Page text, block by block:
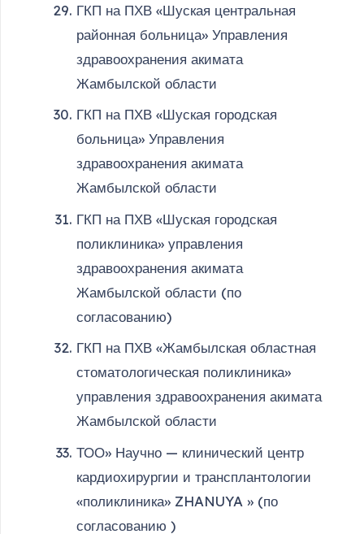
ГКП на ПХВ «Шуская центральная
районная больница» Управления
здравоохранения акимата
Жамбылской области
ГКП на ПХВ «Шуская городская
больница» Управления
здравоохранения акимата
Жамбылской области
ГКП на ПХВ «Шуская городская
поликлиника» управления
здравоохранения акимата
Жамбылской области (по
согласованию)
ГКП на ПХВ «Жамбылская областная
стоматологическая поликлиника»
управления здравоохранения акимата
Жамбылской области
ТОО» Научно — клинический центр
кардиохирургии и трансплантологии
«поликлиника» ZHANUYA » (по
согласованию )